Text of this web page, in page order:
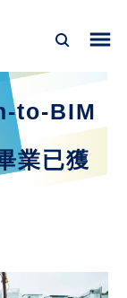
to-BIM
業已獲